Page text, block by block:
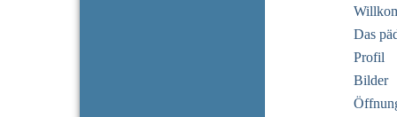
Das
Profil
Bilder